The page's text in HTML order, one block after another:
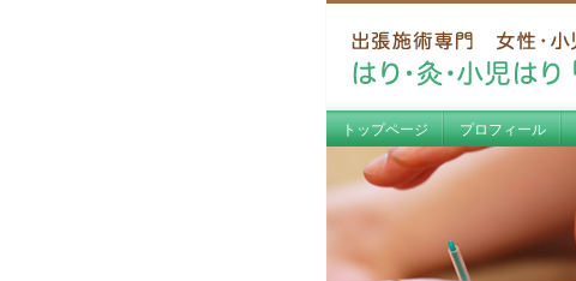
トップページ プロフィール